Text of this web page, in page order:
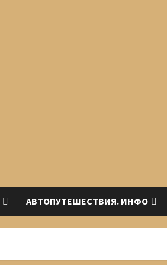
АВТОПУТЕШЕСТВИЯ. ИНФО